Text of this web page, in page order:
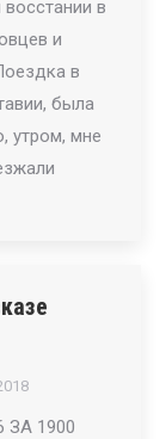
в
и
в
была
утром, мне
1900